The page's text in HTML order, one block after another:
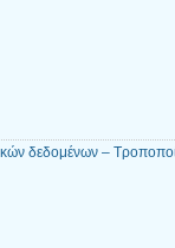
δεδομένων –